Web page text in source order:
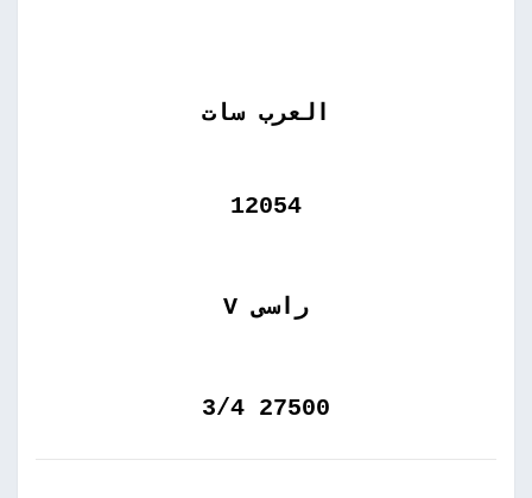
العرب سات
12054
راسى V
27500 3/4